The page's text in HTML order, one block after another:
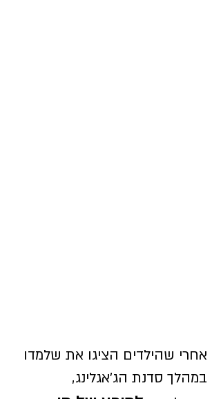
אחרי שהילדים הציגו את שלמדו
במהלך סדנת הג'אגלינג,